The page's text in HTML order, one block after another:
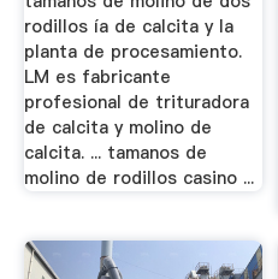
rodillos ía de calcita y la
planta de procesamiento.
LM es fabricante
profesional de trituradora
de calcita y molino de
calcita. ... tamanos de
molino de rodillos casino ...